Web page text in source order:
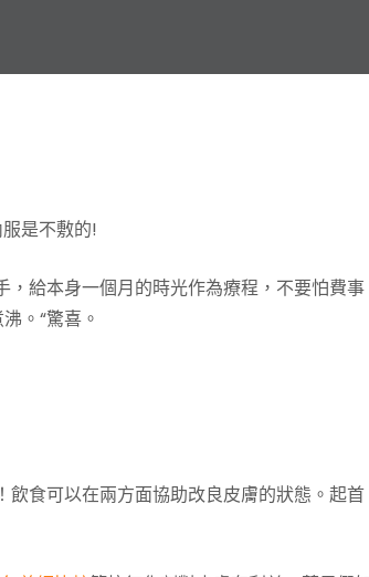
是不敷的!
給本身一個月的時光作為療程，不要怕費
。“驚喜。
食可以在兩方面協助改良皮膚的狀態。起